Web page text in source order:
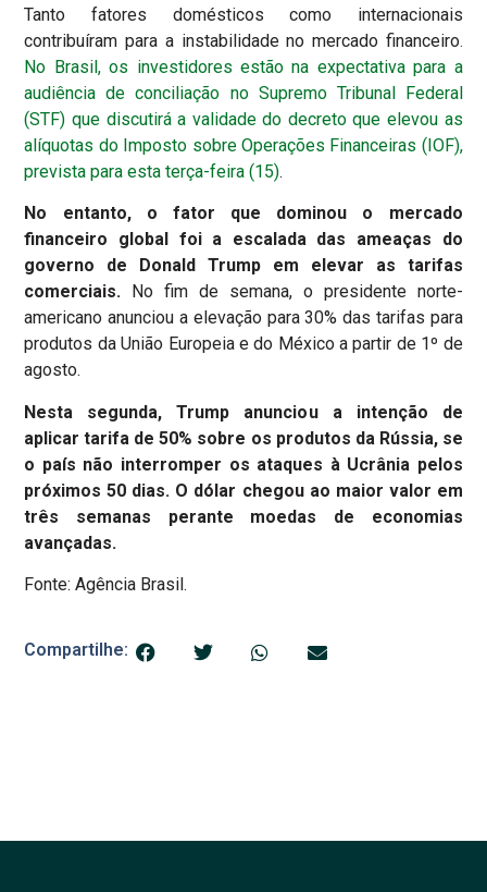
Tanto fatores domésticos como internacionais
contribuíram para a instabilidade no mercado financeiro.
No Brasil, os investidores estão na expectativa para a
audiência de conciliação no Supremo Tribunal Federal
(STF) que discutirá a validade do decreto que elevou as
alíquotas do Imposto sobre Operações Financeiras (IOF),
prevista para esta terça-feira (15).
No entanto, o fator que dominou o mercado
financeiro global foi a escalada das ameaças do
governo de Donald Trump em elevar as tarifas
comerciais. No fim de semana, o presidente norte-
americano anunciou a elevação para 30% das tarifas para
produtos da União Europeia e do México a partir de 1º de
agosto.
Nesta segunda, Trump anunciou a intenção de
aplicar tarifa de 50% sobre os produtos da Rússia, se
o país não interromper os ataques à Ucrânia pelos
próximos 50 dias. O dólar chegou ao maior valor em
três semanas perante moedas de economias
avançadas.
Fonte: Agência Brasil.
Compartilhe: